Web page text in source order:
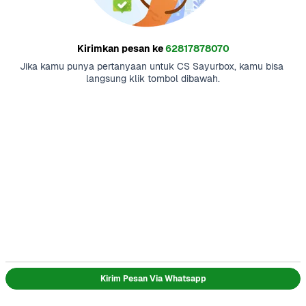
Kirimkan pesan ke62817878070
Jika kamu punya pertanyaan untuk CS Sayurbox, kamu bisa
langsung klik tombol dibawah.
Kirim Pesan Via Whatsapp